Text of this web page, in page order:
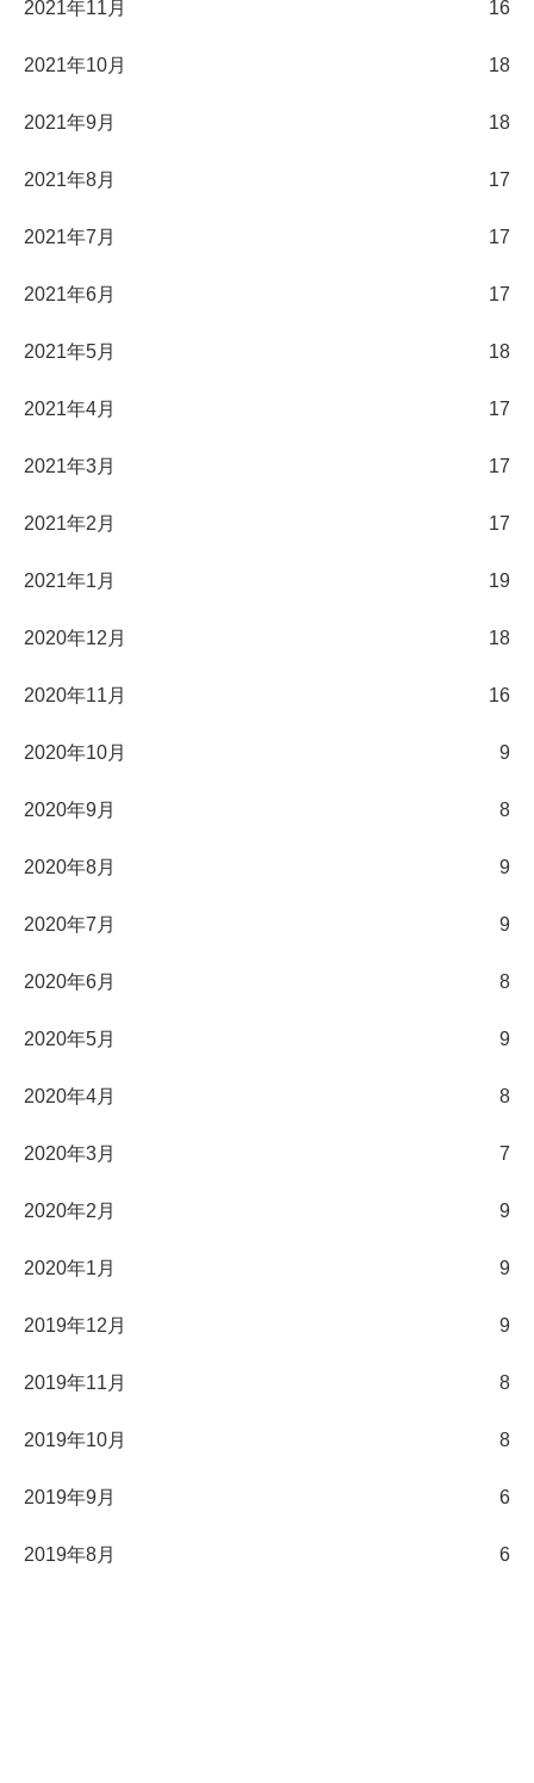
2021年11月 16
2021年10月 18
2021年9月 18
2021年8月 17
2021年7月 17
2021年6月 17
2021年5月 18
2021年4月 17
2021年3月 17
2021年2月 17
2021年1月 19
2020年12月 18
2020年11月 16
2020年10月 9
2020年9月 8
2020年8月 9
2020年7月 9
2020年6月 8
2020年5月 9
2020年4月 8
2020年3月 7
2020年2月 9
2020年1月 9
2019年12月 9
2019年11月 8
2019年10月 8
2019年9月 6
2019年8月 6